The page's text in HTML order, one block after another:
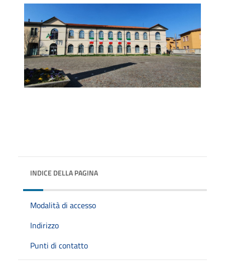
INDICE DELLA PAGINA
Modalità di accesso
Indirizzo
Punti di contatto